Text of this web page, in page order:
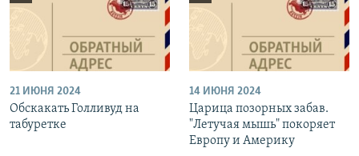
21 ИЮНЯ 2024
Обскакать Голливуд на
табуретке
14 ИЮНЯ 2024
Царица позорных забав.
"Летучая мышь" покоряет
Европу и Америку